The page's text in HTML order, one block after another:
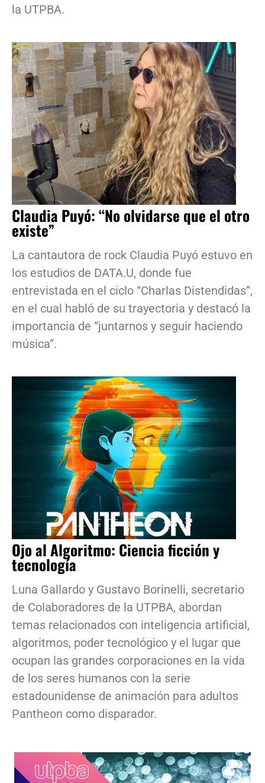
la UTPBA.
Claudia Puyó: “No olvidarse que el otro
existe”
La cantautora de rock Claudia Puyó estuvo en
los estudios de DATA.U, donde fue
entrevistada en el ciclo “Charlas Distendidas”,
en el cual habló de su trayectoria y destacó la
importancia de “juntarnos y seguir haciendo
música”.
Ojo al Algoritmo: Ciencia ficción y
tecnología
Luna Gallardo y Gustavo Borinelli, secretario
de Colaboradores de la UTPBA, abordan
temas relacionados con inteligencia artificial,
algoritmos, poder tecnológico y el lugar que
ocupan las grandes corporaciones en la vida
de los seres humanos con la serie
estadounidense de animación para adultos
Pantheon como disparador.